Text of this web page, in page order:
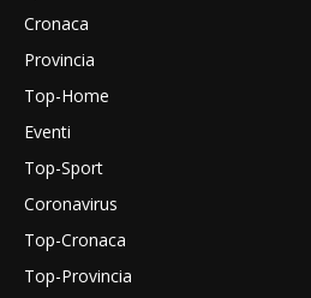
Cronaca
Provincia
Top-Home
Eventi
Top-Sport
Coronavirus
Top-Cronaca
Top-Provincia